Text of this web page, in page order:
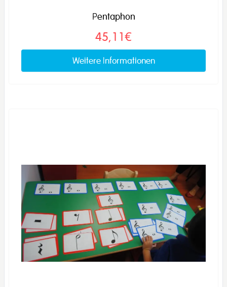
Pentaphon
45,11€
Weitere Informationen